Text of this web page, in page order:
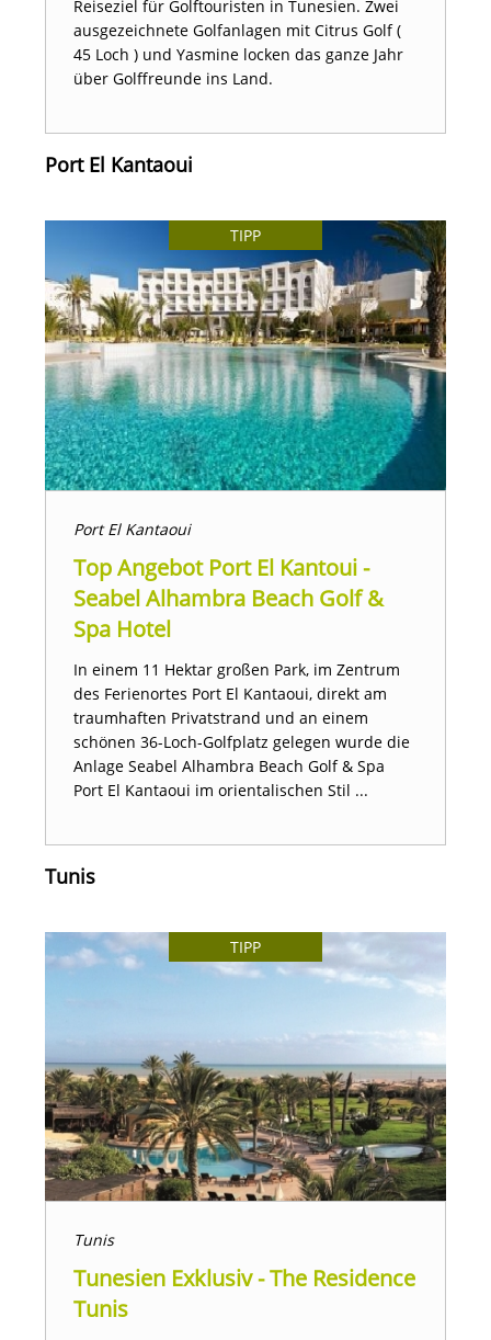
Reiseziel für Golftouristen in Tunesien. Zwei
ausgezeichnete Golfanlagen mit Citrus Golf (
45 Loch ) und Yasmine locken das ganze Jahr
über Golffreunde ins Land.
Port El Kantaoui
TIPP
Port El Kantaoui
Top Angebot Port El Kantoui -
Seabel Alhambra Beach Golf &
Spa Hotel
In einem 11 Hektar großen Park, im Zentrum
des Ferienortes Port El Kantaoui, direkt am
traumhaften Privatstrand und an einem
schönen 36-Loch-Golfplatz gelegen wurde die
Anlage Seabel Alhambra Beach Golf & Spa
Port El Kantaoui im orientalischen Stil ...
Tunis
TIPP
Tunis
Tunesien Exklusiv - The Residence
Tunis